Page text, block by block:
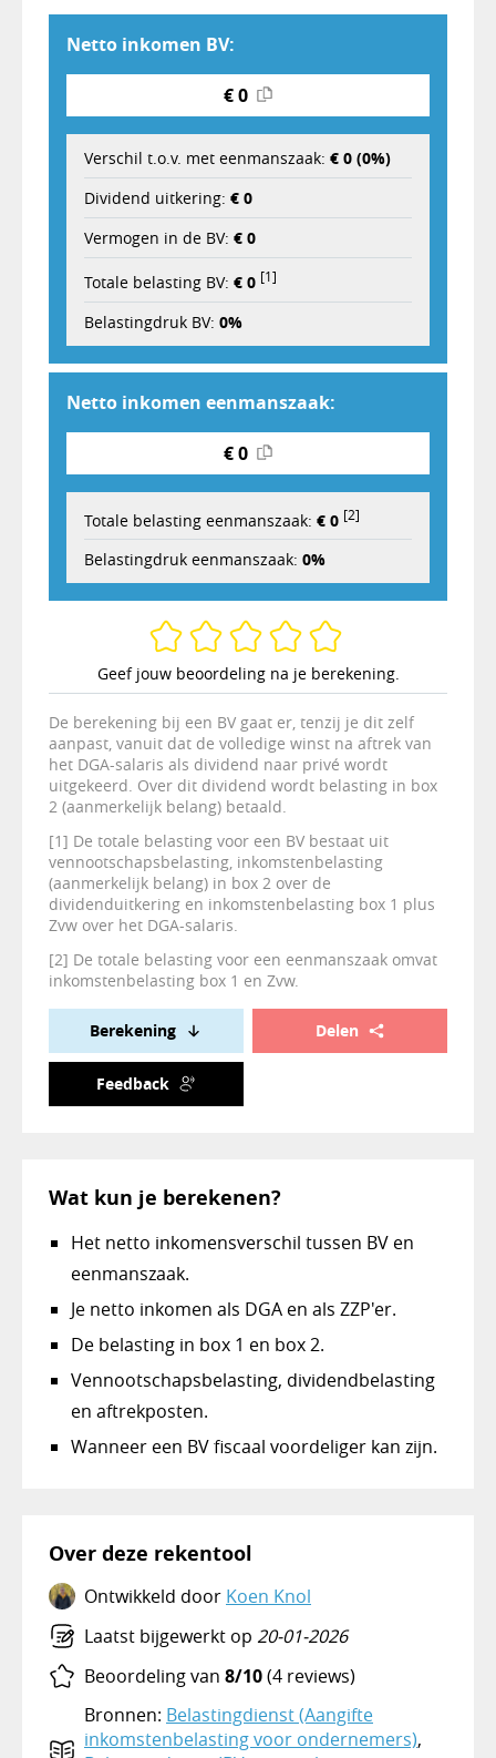
Netto inkomen BV:
€ 0
Verschil t.o.v. met eenmanszaak: € 0 (0%)
Dividend uitkering: € 0
Vermogen in de BV: € 0
Totale belasting BV: € 0 [1]
Belastingdruk BV: 0%
Netto inkomen eenmanszaak:
€ 0
Totale belasting eenmanszaak: € 0 [2]
Belastingdruk eenmanszaak: 0%
Geef jouw beoordeling na je berekening.
De berekening bij een BV gaat er, tenzij je dit zelf
aanpast, vanuit dat de volledige winst na aftrek van
het DGA-salaris als dividend naar privé wordt
uitgekeerd. Over dit dividend wordt belasting in box
2 (aanmerkelijk belang) betaald.
[1] De totale belasting voor een BV bestaat uit
vennootschapsbelasting, inkomstenbelasting
(aanmerkelijk belang) in box 2 over de
dividenduitkering en inkomstenbelasting box 1 plus
Zvw over het DGA-salaris.
[2] De totale belasting voor een eenmanszaak omvat
inkomstenbelasting box 1 en Zvw.
Berekening Delen
Feedback
Wat kun je berekenen?
Het netto inkomensverschil tussen BV en
eenmanszaak.
Je netto inkomen als DGA en als ZZP'er.
De belasting in box 1 en box 2.
Vennootschapsbelasting, dividendbelasting
en aftrekposten.
Wanneer een BV fiscaal voordeliger kan zijn.
Over deze rekentool
Ontwikkeld door Koen Knol
Laatst bijgewerkt op 20-01-2026
Beoordeling van 8/10(4 reviews)
Bronnen: Belastingdienst (Aangifte
inkomstenbelasting voor ondernemers),